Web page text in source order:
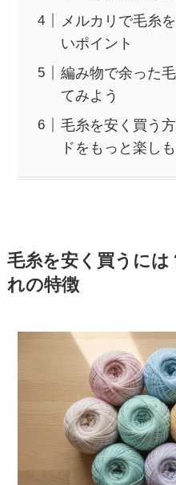
メルカリで毛糸
いポイント
編み物で余った
てみよう
毛糸を安く買う
ドをもっと楽し
毛糸を安く買うに
れの特徴